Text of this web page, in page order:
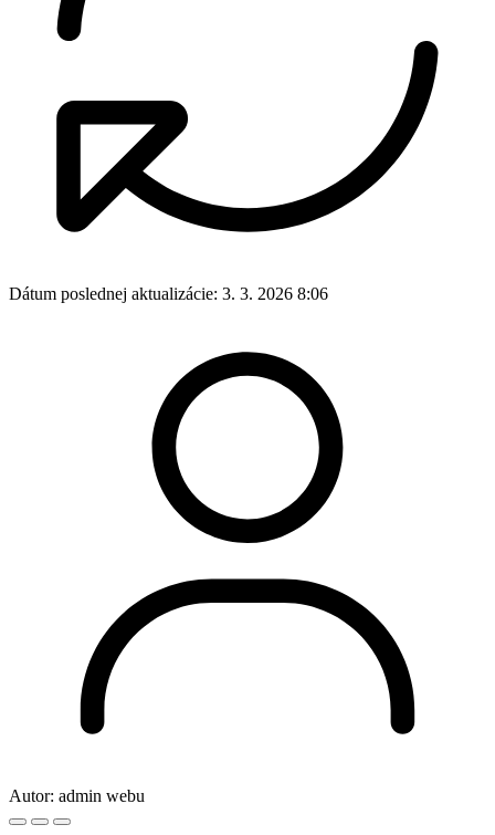
Dátum poslednej aktualizácie: 3. 3. 2026 8:06
Autor: admin webu